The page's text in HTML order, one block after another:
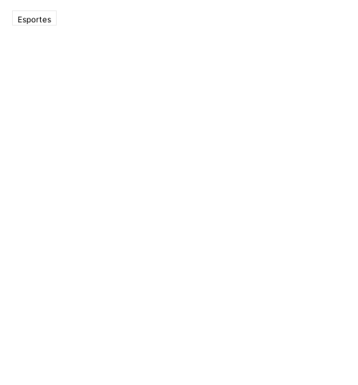
Esportes